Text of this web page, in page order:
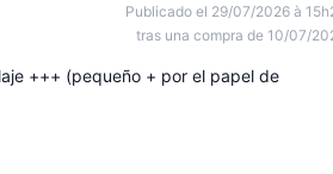
Publicado el 29/07/2026 à
tras una compra de 10/07/
+++ (pequeño + por el papel de